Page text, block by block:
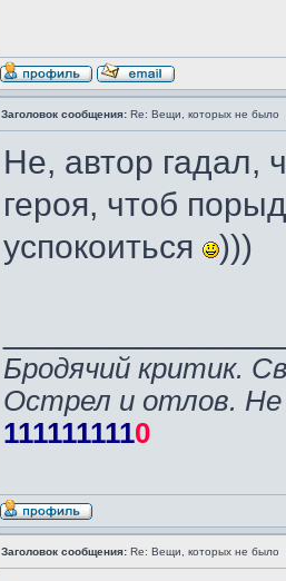
Заголовок сообщения: Re: Вещи, которых не было
Не, автор гадал,
героя, чтоб
успокоиться
)))
Бродячий критик.
Острел и отлов. Не
1111111110
Заголовок сообщения: Re: Вещи, которых не было